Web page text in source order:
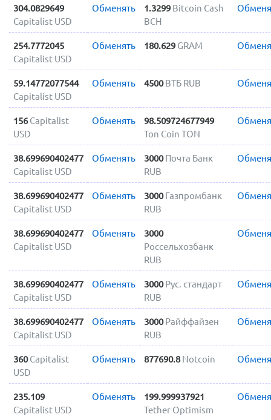
304.0829649
Capitalist USD
Обменять 1.3299 Bitcoin Cash
BCH
254.7772045
Capitalist USD
Обменять 180.629 GRAM
59.14772077544
Capitalist USD
Обменять 4500 ВТБ RUB
156 Capitalist
USD
Обменять
98.509724677949
Ton Coin TON
38.699690402477
Capitalist USD
Обменять 3000 Почта Банк
RUB
38.699690402477
Capitalist USD
Обменять 3000 Газпромбанк
RUB
38.699690402477
Capitalist USD
Обменять
3000
Россельхозбанк
RUB
38.699690402477
Capitalist USD
Обменять 3000 Рус. стандарт
RUB
38.699690402477
Capitalist USD
Обменять 3000 Райффайзен
RUB
360 Capitalist
USD
Обменять 877690.8 Notcoin
235.109
Capitalist USD
Обменять
199.999937921
Tether Optimism